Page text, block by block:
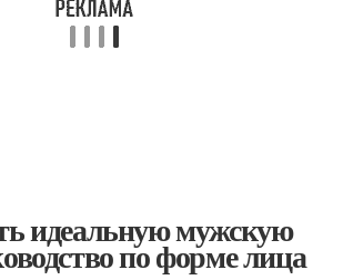
идеальную мужскую
по форме лица